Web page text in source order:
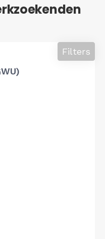
Filters